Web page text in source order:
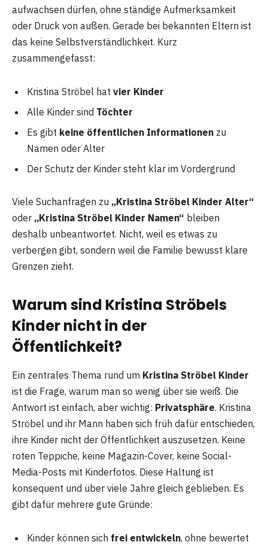
aufwachsen dürfen, ohne ständige Aufmerksamkeit
oder Druck von außen. Gerade bei bekannten Eltern ist
das keine Selbstverständlichkeit. Kurz
zusammengefasst:
Kristina Ströbel hat vier Kinder
Alle Kinder sind Töchter
Es gibt keine öffentlichen Informationen zu
Namen oder Alter
Der Schutz der Kinder steht klar im Vordergrund
Viele Suchanfragen zu „Kristina Ströbel Kinder Alter“
oder „Kristina Ströbel Kinder Namen“ bleiben
deshalb unbeantwortet. Nicht, weil es etwas zu
verbergen gibt, sondern weil die Familie bewusst klare
Grenzen zieht.
Warum sind Kristina Ströbels
Kinder nicht in der
Öffentlichkeit?
Ein zentrales Thema rund um Kristina Ströbel Kinder
ist die Frage, warum man so wenig über sie weiß. Die
Antwort ist einfach, aber wichtig: Privatsphäre. Kristina
Ströbel und ihr Mann haben sich früh dafür entschieden,
ihre Kinder nicht der Öffentlichkeit auszusetzen. Keine
roten Teppiche, keine Magazin-Cover, keine Social-
Media-Posts mit Kinderfotos. Diese Haltung ist
konsequent und über viele Jahre gleich geblieben. Es
gibt dafür mehrere gute Gründe:
Kinder können sich frei entwickeln, ohne bewertet